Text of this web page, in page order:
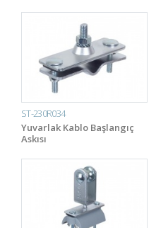
ST-230R034
Yuvarlak Kablo Başlangıç
Askısı